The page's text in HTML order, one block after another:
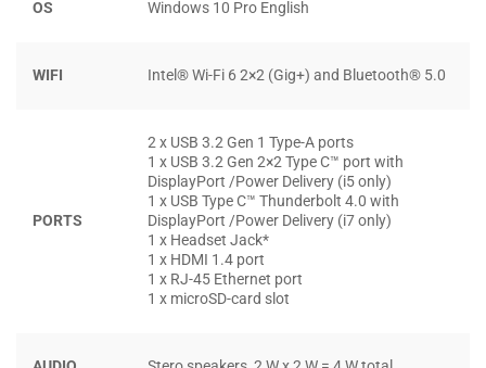
Tuy nhiên, nếu bạn là người có yêu cầu cao về trải nghiệm
màn hình, Dell Vostro 5410 cũng sẽ có thêm một tuỳ chọn
màn hình cao cấp hơn với độ sáng lên tới 300 nits đi kèm
với dải màu sRGB đạt 100%. Rõ ràng, phiên bản màn hình
này thậm chí còn có thể gánh vác được tốt những tác vụ
OS Windows 10 Pro English
WIFI Intel® Wi-Fi 6 2×2 (Gig+) and Bluetooth® 5.0
PORTS
2 x USB 3.2 Gen 1 Type-A ports
1 x USB 3.2 Gen 2×2 Type C™ port with
DisplayPort /Power Delivery (i5 only)
1 x USB Type C™ Thunderbolt 4.0 with
DisplayPort /Power Delivery (i7 only)
1 x Headset Jack*
1 x HDMI 1.4 port
1 x RJ-45 Ethernet port
1 x microSD-card slot